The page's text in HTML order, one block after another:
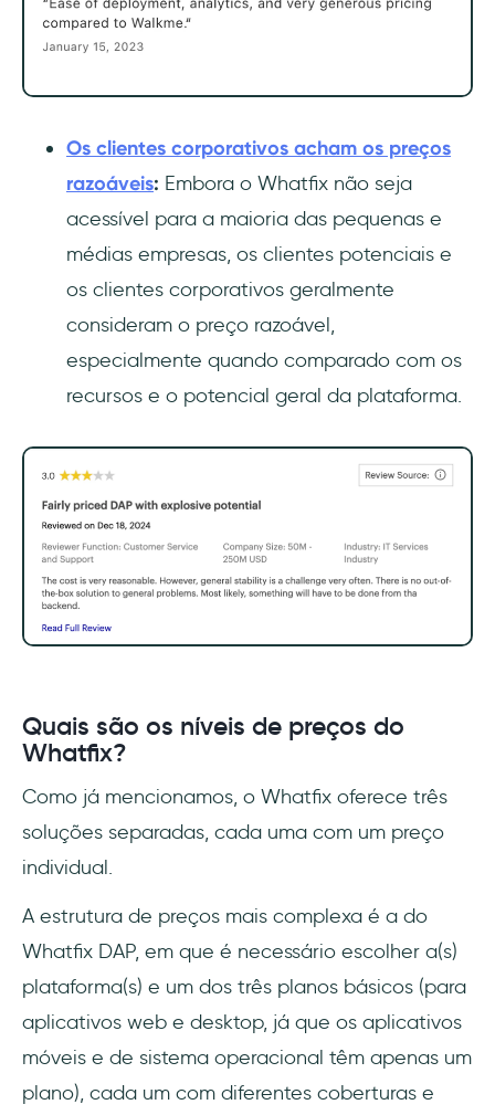
Os clientes corporativos acham os preços
razoáveis: Embora o Whatfix não seja
acessível para a maioria das pequenas e
médias empresas, os clientes potenciais e
os clientes corporativos geralmente
consideram o preço razoável,
especialmente quando comparado com os
recursos e o potencial geral da plataforma.
Quais são os níveis de preços do
Whatfix?
Como já mencionamos, o Whatfix oferece três
soluções separadas, cada uma com um preço
individual.
A estrutura de preços mais complexa é a do
Whatfix DAP, em que é necessário escolher a(s)
plataforma(s) e um dos três planos básicos (para
aplicativos web e desktop, já que os aplicativos
móveis e de sistema operacional têm apenas um
plano), cada um com diferentes coberturas e